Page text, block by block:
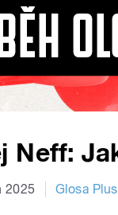
Neff:
2025 Glosa Plus